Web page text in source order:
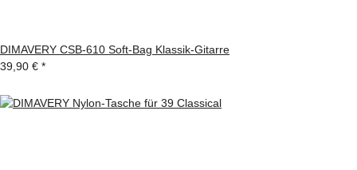
DIMAVERY CSB-610 Soft-Bag Klassik-Gitarre
39,90 € *